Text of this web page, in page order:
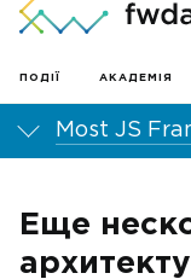
ПОДІЇ АКАДЕМІЯ
Еще